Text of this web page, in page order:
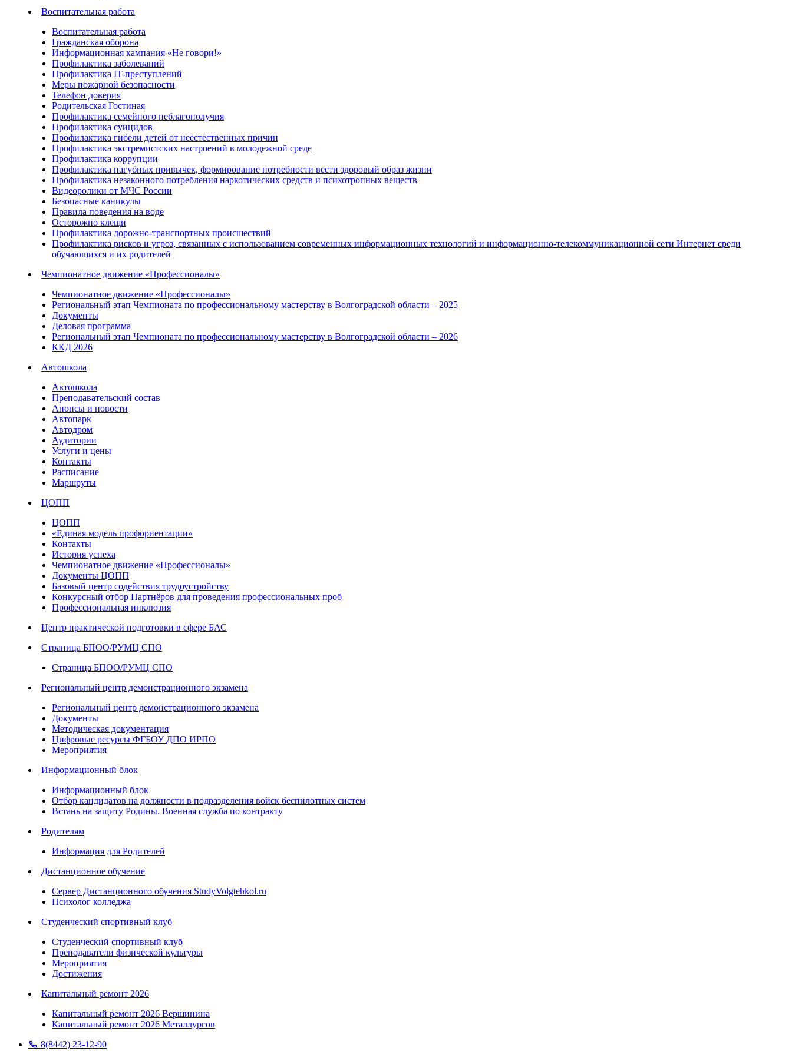
Воспитательная работа
Воспитательная работа
Гражданская оборона
Информационная кампания «Не говори!»
Профилактика заболеваний
Профилактика IT-преступлений
Меры пожарной безопасности
Телефон доверия
Родительская Гостиная
Профилактика семейного неблагополучия
Профилактика суицидов
Профилактика гибели детей от неестественных причин
Профилактика экстремистских настроений в молодежной среде
Профилактика коррупции
Профилактика пагубных привычек, формирование потребности вести здоровый образ жизни
Профилактика незаконного потребления наркотических средств и психотропных веществ
Видеоролики от МЧС России
Безопасные каникулы
Правила поведения на воде
Осторожно клещи
Профилактика дорожно-транспортных происшествий
Профилактика рисков и угроз, связанных с использованием современных информационных технологий и информационно-телекоммуникационной сети Интернет среди
обучающихся и их родителей
Чемпионатное движение «Профессионалы»
Чемпионатное движение «Профессионалы»
Региональный этап Чемпионата по профессиональному мастерству в Волгоградской области – 2025
Документы
Деловая программа
Региональный этап Чемпионата по профессиональному мастерству в Волгоградской области – 2026
ККД 2026
Автошкола
Автошкола
Преподавательский состав
Анонсы и новости
Автопарк
Автодром
Аудитории
Услуги и цены
Контакты
Расписание
Маршруты
ЦОПП
ЦОПП
«Единая модель профориентации»
Контакты
История успеха
Чемпионатное движение «Профессионалы»
Документы ЦОПП
Базовый центр содействия трудоустройству
Конкурсный отбор Партнёров для проведения профессиональных проб
Профессиональная инклюзия
Центр практической подготовки в сфере БАС
Страница БПОО/РУМЦ СПО
Страница БПОО/РУМЦ СПО
Региональный центр демонстрационного экзамена
Региональный центр демонстрационного экзамена
Документы
Методическая документация
Цифровые ресурсы ФГБОУ ДПО ИРПО
Мероприятия
Информационный блок
Информационный блок
Отбор кандидатов на должности в подразделения войск беспилотных систем
Встань на защиту Родины. Военная служба по контракту
Родителям
Информация для Родителей
Дистанционное обучение
Сервер Дистанционного обучения StudyVolgtehkol.ru
Психолог колледжа
Студенческий спортивный клуб
Студенческий спортивный клуб
Преподаватели физической культуры
Мероприятия
Достижения
Капитальный ремонт 2026
Капитальный ремонт 2026 Вершинина
Капитальный ремонт 2026 Металлургов
8(8442) 23-12-90